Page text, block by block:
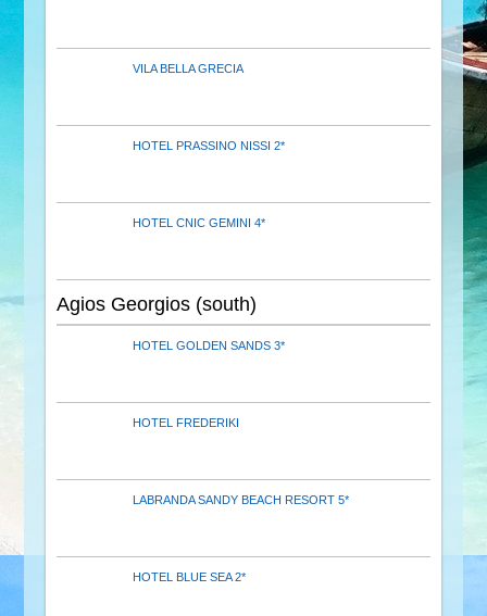
VILA BELLA GRECIA
HOTEL PRASSINO NISSI 2*
HOTEL CNIC GEMINI 4*
Agios Georgios (south)
HOTEL GOLDEN SANDS 3*
HOTEL FREDERIKI
LABRANDA SANDY BEACH RESORT 5*
HOTEL BLUE SEA 2*